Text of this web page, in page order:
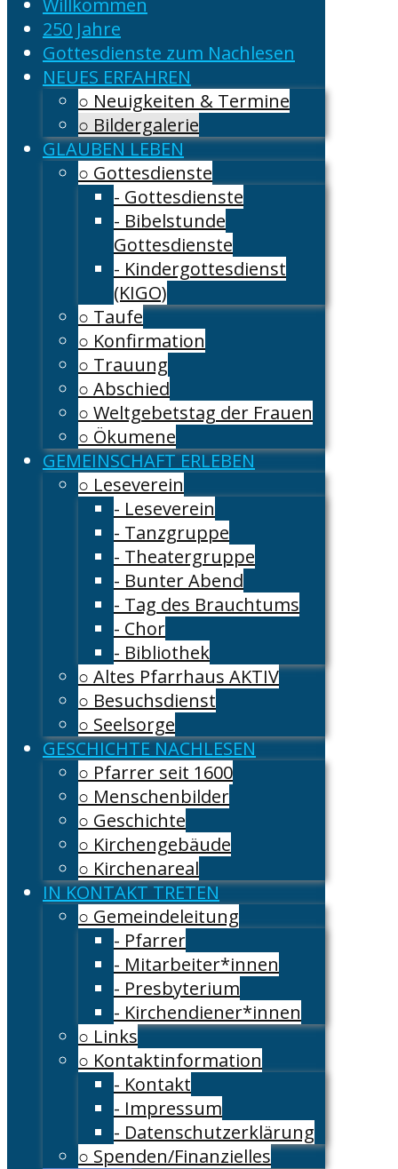
Willkommen
250 Jahre
Gottesdienste zum Nachlesen
NEUES ERFAHREN
○ Neuigkeiten & Termine
○ Bildergalerie
GLAUBEN LEBEN
○ Gottesdienste
- Gottesdienste
- Bibelstunde
Gottesdienste
- Kindergottesdienst
(KIGO)
○ Taufe
○ Konfirmation
○ Trauung
○ Abschied
○ Weltgebetstag der Frauen
○ Ökumene
GEMEINSCHAFT ERLEBEN
○ Leseverein
- Leseverein
- Tanzgruppe
- Theatergruppe
- Bunter Abend
- Tag des Brauchtums
- Chor
- Bibliothek
○ Altes Pfarrhaus AKTIV
○ Besuchsdienst
○ Seelsorge
GESCHICHTE NACHLESEN
○ Pfarrer seit 1600
○ Menschenbilder
○ Geschichte
○ Kirchengebäude
○ Kirchenareal
IN KONTAKT TRETEN
○ Gemeindeleitung
- Pfarrer
- Mitarbeiter*innen
- Presbyterium
- Kirchendiener*innen
○ Links
○ Kontaktinformation
- Kontakt
- Impressum
- Datenschutzerklärung
○ Spenden/Finanzielles